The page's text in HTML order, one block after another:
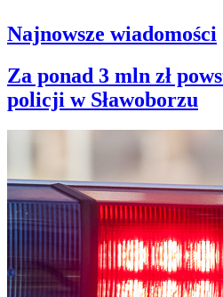
Najnowsze wiadomości
Za ponad 3 mln zł
policji w Sławoborzu